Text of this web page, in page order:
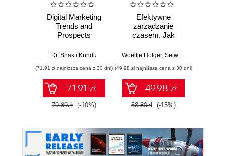
Digital Marketing
Trends and
Prospects
Dr. Shakti Kundu
(71,91 zł najniższa cena z 30 dni)
71.91 zł
79.89zł (-10%)
Efektywne
zarządzanie
czasem. Jak
Microsoft Outlook
pracy i życia
osobistego
Woeltje Holger, Seiwert Lothar
(49,98 zł najniższa cena z 30 dni)
49.98 zł
58.80zł (-15%)